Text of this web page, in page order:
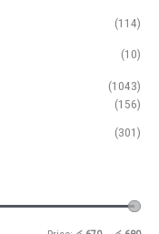
(114)
(10)
(1043)
(156)
(301)